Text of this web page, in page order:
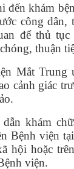
đến khám
công dân,
để thủ tục
thuận
Mắt Trung
cảnh giác
khám
Bệnh viện
hội hoặc
viện.